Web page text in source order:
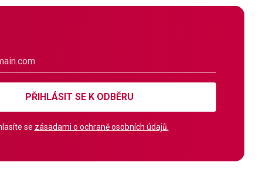
PŘIHLÁSIT SE K ODBĚRU
se zásadami o ochraně osobních údajů.